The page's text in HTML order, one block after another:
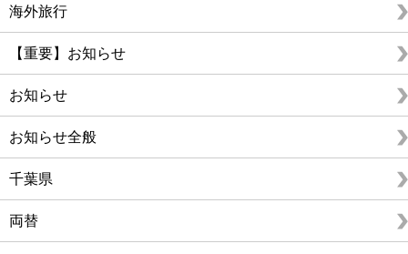
海外旅行
【重要】お知らせ
お知らせ
お知らせ全般
千葉県
両替